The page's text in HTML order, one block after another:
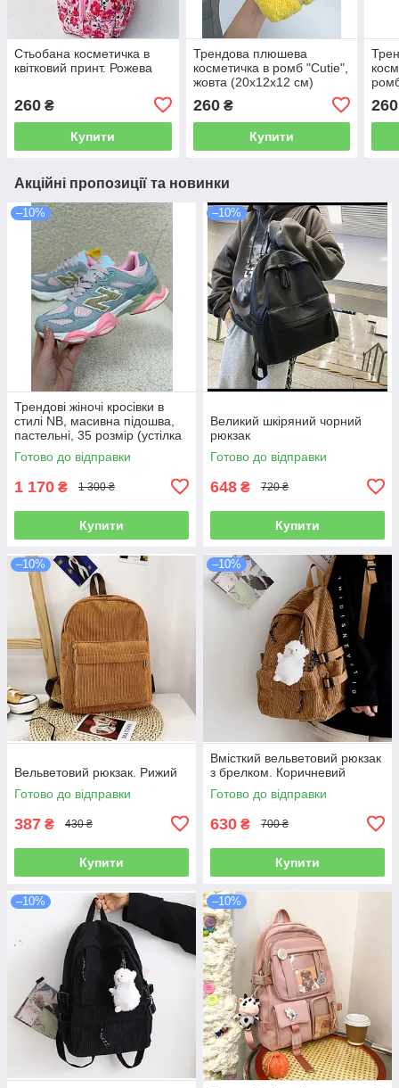
Стьобана косметичка в
квітковий принт. Рожева
260 ₴
Купити
Трендова плюшева
косметичка в ромб "Cutie",
жовта (20х12х12 см)
260₴
Купити
260
Акційні пропозиції та новинки
–10%
Трендові жіночі кросівки в
стилі NB, масивна підошва,
пастельні, 35 розмір (устілка
22,5 см)
Готово до відправки
1 170 ₴ 1 300 ₴
Купити
–10%
Великий шкіряний чорний
рюкзак
Готово до відправки
648 ₴ 720 ₴
Купити
–10%
Вельветовий рюкзак. Рижий
Готово до відправки
387 ₴ 430 ₴
Купити
–10%
Вмісткий вельветовий рюкзак
з брелком. Коричневий
Готово до відправки
630 ₴ 700 ₴
Купити
–10% –10%